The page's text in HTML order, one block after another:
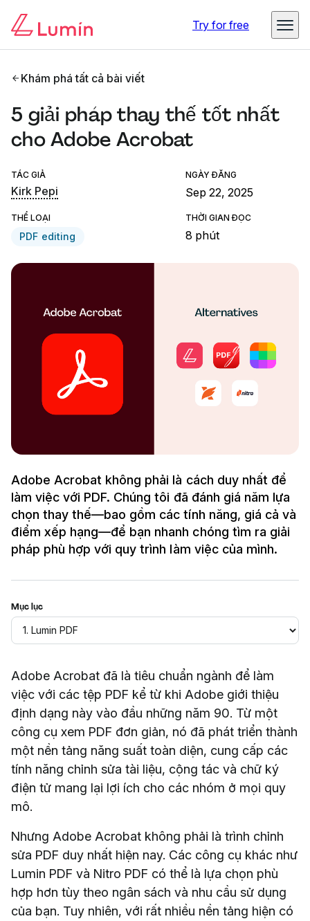
Try for free
Khám phá tất cả bài viết
5 giải pháp thay thế tốt nhất
cho Adobe Acrobat
TÁC GIẢ
Kirk Pepi
NGÀY ĐĂNG
Sep 22, 2025
THỂ LOẠI
PDF editing
THỜI GIAN ĐỌC
8 phút
Adobe Acrobat không phải là cách duy nhất để
làm việc với PDF. Chúng tôi đã đánh giá năm lựa
chọn thay thế—bao gồm các tính năng, giá cả và
điểm xếp hạng—để bạn nhanh chóng tìm ra giải
pháp phù hợp với quy trình làm việc của mình.
Mục lục
Adobe Acrobat đã là tiêu chuẩn ngành để làm
việc với các tệp PDF kể từ khi Adobe giới thiệu
định dạng này vào đầu những năm 90. Từ một
công cụ xem PDF đơn giản, nó đã phát triển thành
một nền tảng năng suất toàn diện, cung cấp các
tính năng chỉnh sửa tài liệu, cộng tác và chữ ký
điện tử mang lại lợi ích cho các nhóm ở mọi quy
mô.
Nhưng Adobe Acrobat không phải là trình chỉnh
sửa PDF duy nhất hiện nay. Các công cụ khác như
Lumin PDF và Nitro PDF có thể là lựa chọn phù
hợp hơn tùy theo ngân sách và nhu cầu sử dụng
của bạn. Tuy nhiên, với rất nhiều nền tảng hiện có